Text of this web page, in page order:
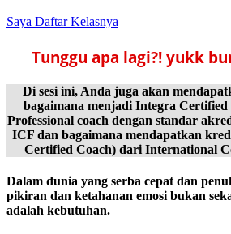
Saya Daftar Kelasnya
Tunggu apa lagi?! yukk
Di sesi ini, Anda juga akan
bagaimana menjadi Integra Certified
Professional coach dengan standar
ICF dan bagaimana mendapatkan
Certified Coach) dari International
Dalam dunia yang serba cepat dan
pikiran dan ketahanan emosi bukan
adalah kebutuhan.